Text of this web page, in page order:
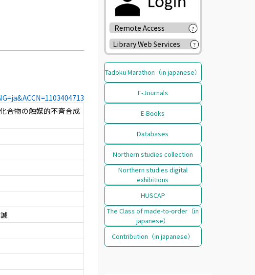
合物の触媒的不斉合成
Remote Access ?
Library Web Services ?
Tadoku Marathon（in japanese）
E-Journals
E-Books
Databases
Northern studies collection
Northern studies digital
exhibitions
HUSCAP
The Class of made-to-order（in
japanese）
Contribution（in japanese）